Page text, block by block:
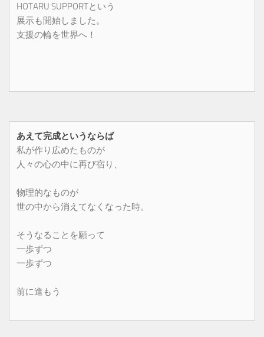
HOTARU SUPPORTという
展示も開始しました。
支援の輪を世界へ！
あえて完成というならば
私が作り広めたものが
人々の心の中に再び宿り、
物理的なものが
世の中から消えてなくなった時。
そうなることを願って
一歩ずつ
一歩ずつ
前に進もう